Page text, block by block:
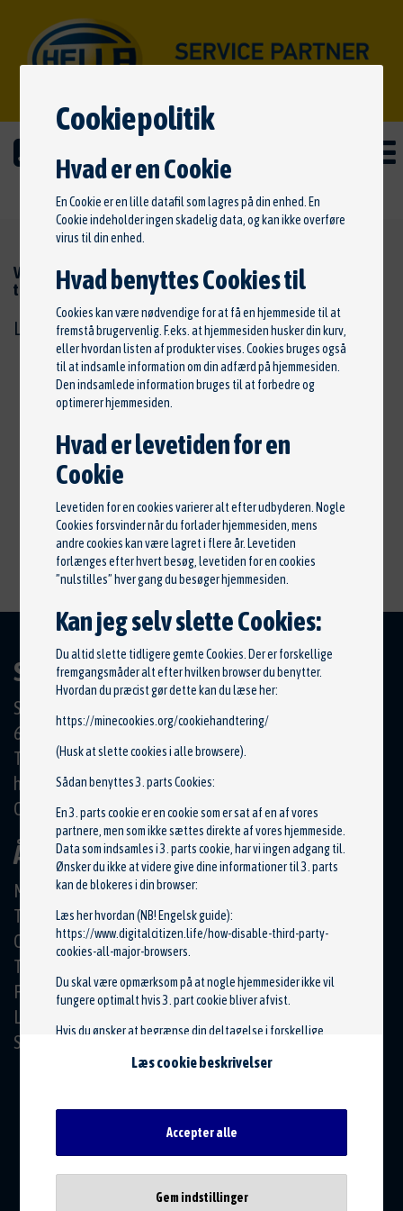
SKOVLYST AUTO
EL & HYBRIDCENTER
Vi anbefaler og samarbejder med Suvo, kom ind og få et
tilbud på netop din bil
Læs mereher!
SKOVLYST AUTO
Skjoldbjergvej 24
6623 Vorbasse
Tlf.: 20257038
hardy@skovlystauto.dk
CVR: 20508787
ÅBNINGSTIDER
Mandag
08:00 - 17:00
Tirsdag
08:00 - 17:00
Onsdag
08:00 - 17:00
Torsdag
Fredag
08:00 - 14:00
Lørdag
Søndag
I forbindelse med klager eller tvist, henvises til ankenævnet for
biler,www.bilklage.dk
Cookiepolitik
Hvad er en Cookie
En Cookie er en lille datafil som lagres på din enhed. En
Cookie indeholder ingen skadelig data, og kan ikke overføre
virus til din enhed.
Hvad benyttes Cookies til
Cookies kan være nødvendige for at få en hjemmeside til at
fremstå brugervenlig. F.eks. at hjemmesiden husker din kurv,
eller hvordan listen af produkter vises. Cookies bruges også
til at indsamle information om din adfærd på hjemmesiden.
Den indsamlede information bruges til at forbedre og
optimerer hjemmesiden.
Hvad er levetiden for en
Cookie
Levetiden for en cookies varierer alt efter udbyderen. Nogle
Cookies forsvinder når du forlader hjemmesiden, mens
andre cookies kan være lagret i flere år. Levetiden
forlænges efter hvert besøg, levetiden for en cookies
”nulstilles” hver gang du besøger hjemmesiden.
Kan jeg selv slette Cookies:
Du altid slette tidligere gemte Cookies. Der er forskellige
fremgangsmåder alt efter hvilken browser du benytter.
Hvordan du præcist gør dette kan du læse her:
https://minecookies.org/cookiehandtering/
(Husk at slette cookies i alle browsere).
Sådan benyttes 3. parts Cookies:
En 3. parts cookie er en cookie som er sat af en af vores
partnere, men som ikke sættes direkte af vores hjemmeside.
Data som indsamles i 3. parts cookie, har vi ingen adgang til.
Ønsker du ikke at videre give dine informationer til 3. parts
kan de blokeres i din browser:
Læs her hvordan (NB! Engelsk guide):
https://www.digitalcitizen.life/how-disable-third-party-
cookies-all-major-browsers.
Du skal være opmærksom på at nogle hjemmesider ikke vil
fungere optimalt hvis 3. part cookie bliver afvist.
Hvis du ønsker at begrænse din deltagelse i forskellige
fravælge forskellige online annoncører:
http://optout.aboutads.info/?c=2#!/
http://optout.networkadvertising.org/?c=1#!/
Læs cookie beskrivelser
Gem indstillinger
Accepter alle